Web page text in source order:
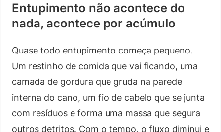
Entupimento não acontece do
nada, acontece por acúmulo
Quase todo entupimento começa pequeno.
Um restinho de comida que vai ficando, uma
camada de gordura que gruda na parede
interna do cano, um fio de cabelo que se junta
com resíduos e forma uma massa que segura
outros detritos. Com o tempo, o fluxo diminui e